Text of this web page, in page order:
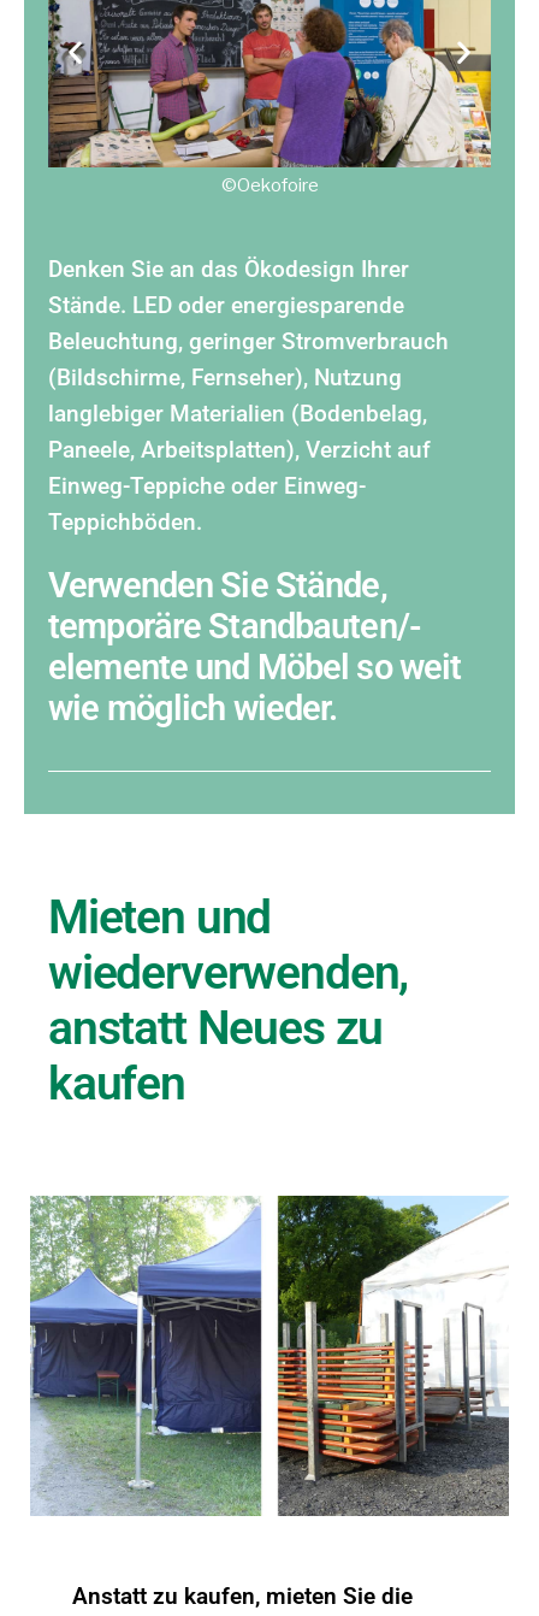
©Oekofoire
Denken Sie an das Ökodesign Ihrer
Stände. LED oder energiesparende
Beleuchtung, geringer Stromverbrauch
(Bildschirme, Fernseher), Nutzung
langlebiger Materialien (Bodenbelag,
Paneele, Arbeitsplatten), Verzicht auf
Einweg-Teppiche oder Einweg-
Teppichböden.
Verwenden Sie Stände,
temporäre Standbauten/-
elemente und Möbel so weit
wie möglich wieder.
Mieten und
wiederverwenden,
anstatt Neues zu
kaufen
Anstatt zu kaufen, mieten Sie die